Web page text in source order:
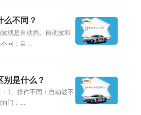
么不同？
就是自动挡。自动波和
同：自...
别是什么？
1、操作不同：自动波不
门；...